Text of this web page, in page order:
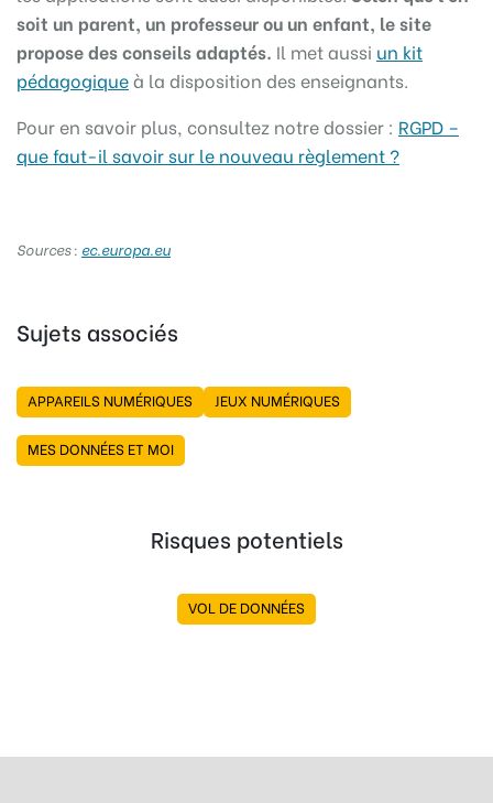
soit un parent, un professeur ou un enfant, le site
propose des conseils adaptés. Il met aussi un kit
pédagogiqueà la disposition des enseignants.
Pour en savoir plus, consultez notre dossier : RGPD –
que faut-il savoir sur le nouveau règlement ?
Sources : ec.europa.eu
Sujets associés
APPAREILS NUMÉRIQUES JEUX NUMÉRIQUES
MES DONNÉES ET MOI
Risques potentiels
VOL DE DONNÉES